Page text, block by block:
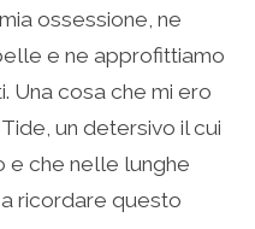
ossessione, ne
e ne approfittiamo
Una cosa che mi ero
un detersivo il cui
e che nelle lunghe
ricordare questo